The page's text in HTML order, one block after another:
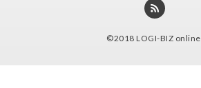
©2018 LOGI-BIZ online